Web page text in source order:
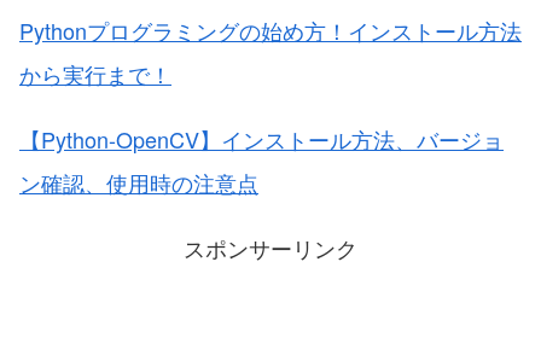
Pythonプログラミングの始め方！インストール方法
から実行まで！
【Python-OpenCV】インストール方法、バージョ
ン確認、使用時の注意点
スポンサーリンク